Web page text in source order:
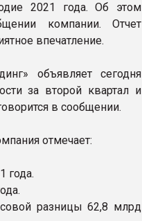
2021 года. Об этом
компании. Отчет
впечатление.
объявляет сегодня
за второй квартал и
в сообщении.
отмечает:
года.
разницы 62,8 млрд